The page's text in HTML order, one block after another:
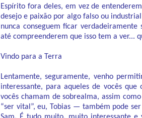
Espírito fora deles, em vez de
desejo e paixão por algo falso ou
nunca conseguem ficar
até compreenderem que isso tem a ver...
Vindo para a Terra
Lentamente, seguramente, venho
interessante, para aqueles de vocês
vocês chamam de sobrealma, assim
“ser vital”, eu, Tobias — também pode